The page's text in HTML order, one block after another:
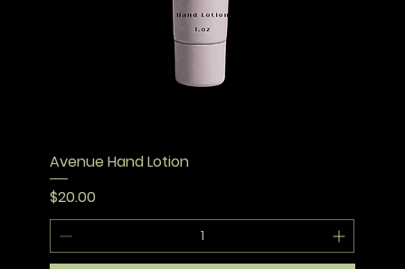
Avenue Hand Lotion
मूल्य
$20.00